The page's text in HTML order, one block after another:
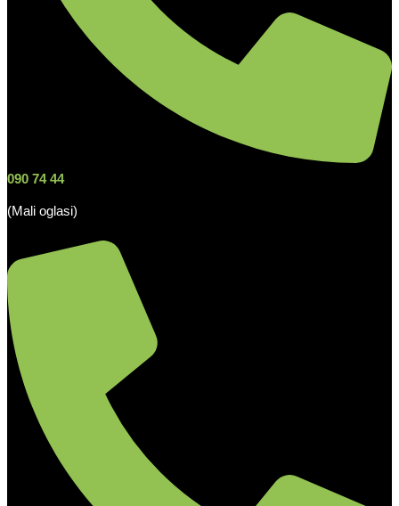
090 74 44
(Mali oglasi)